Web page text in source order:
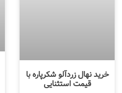
خرید نهال زردآلو شکرپاره با
قیمت استثنایی